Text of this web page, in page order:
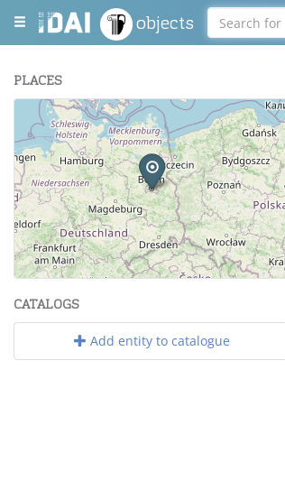
objects
PLACES
+
−
Leaflet| Maps and Data ©OpenStreetMap.
CATALOGS
Add entity to catalogue